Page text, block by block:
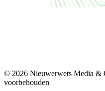
© 2026 Nieuwerwets Media &
voorbehouden